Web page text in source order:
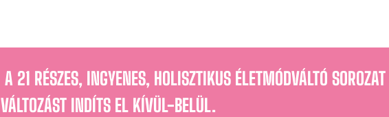
A 21 RÉSZES, INGYENES, HOLISZTIKUS ÉLETMÓDVÁLTÓ
VÁLTOZÁST INDÍTS EL KÍVÜL-BELÜL.